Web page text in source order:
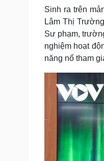
Dinh dưỡng -
Cây thuốc
Sản phụ khoa
Nhi khoa
Nam khoa
Làm đẹp - giảm
Phòng mạch
Ăn sạch sống
Cải chính
Sinh ra trên
Lâm Thị
Sư phạm,
nghiệm hoạt
năng nổ tham